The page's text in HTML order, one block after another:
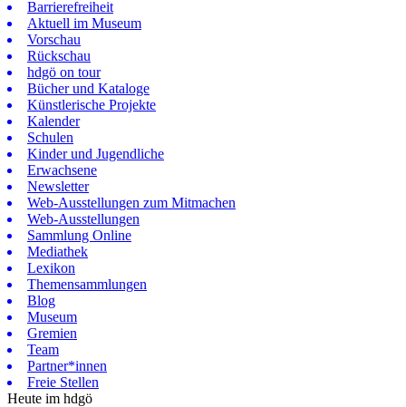
Barrierefreiheit
Aktuell im Museum
Vorschau
Rückschau
hdgö on tour
Bücher und Kataloge
Künstlerische Projekte
Kalender
Schulen
Kinder und Jugendliche
Erwachsene
Newsletter
Web-Ausstellungen zum Mitmachen
Web-Ausstellungen
Sammlung Online
Mediathek
Lexikon
Themensammlungen
Blog
Museum
Gremien
Team
Partner*innen
Freie Stellen
Heute im hdgö